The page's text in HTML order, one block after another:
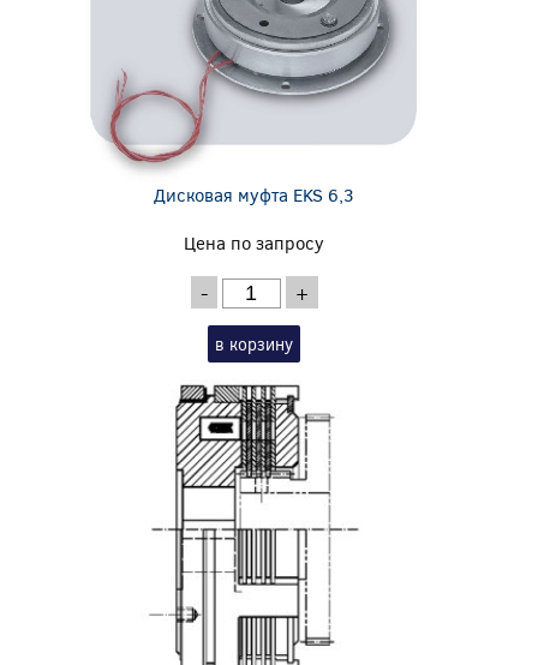
Дисковая муфта EKS 6,3
Цена по запросу
- +
в корзину